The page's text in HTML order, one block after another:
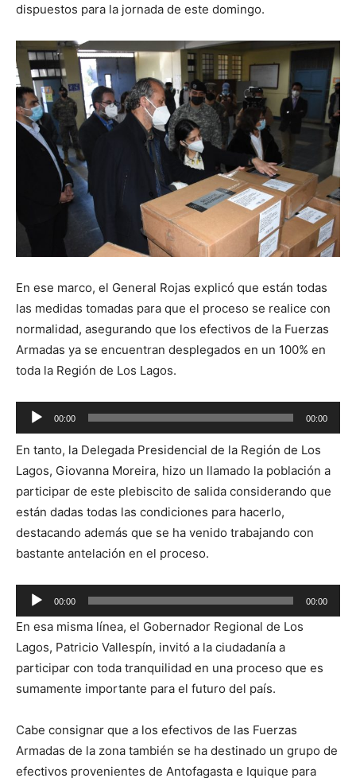
dispuestos para la jornada de este domingo.
En ese marco, el General Rojas explicó que están todas
las medidas tomadas para que el proceso se realice con
normalidad, asegurando que los efectivos de la Fuerzas
Armadas ya se encuentran desplegados en un 100% en
toda la Región de Los Lagos.
Reproductor
de
audio
00:00 00:00
En tanto, la Delegada Presidencial de la Región de Los
Lagos, Giovanna Moreira, hizo un llamado la población a
participar de este plebiscito de salida considerando que
están dadas todas las condiciones para hacerlo,
destacando además que se ha venido trabajando con
bastante antelación en el proceso.
Reproductor
de
audio
00:00 00:00
En esa misma línea, el Gobernador Regional de Los
Lagos, Patricio Vallespín, invitó a la ciudadanía a
participar con toda tranquilidad en una proceso que es
sumamente importante para el futuro del país.
Cabe consignar que a los efectivos de las Fuerzas
Armadas de la zona también se ha destinado un grupo de
efectivos provenientes de Antofagasta e Iquique para